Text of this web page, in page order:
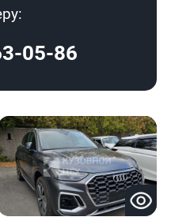
05-86